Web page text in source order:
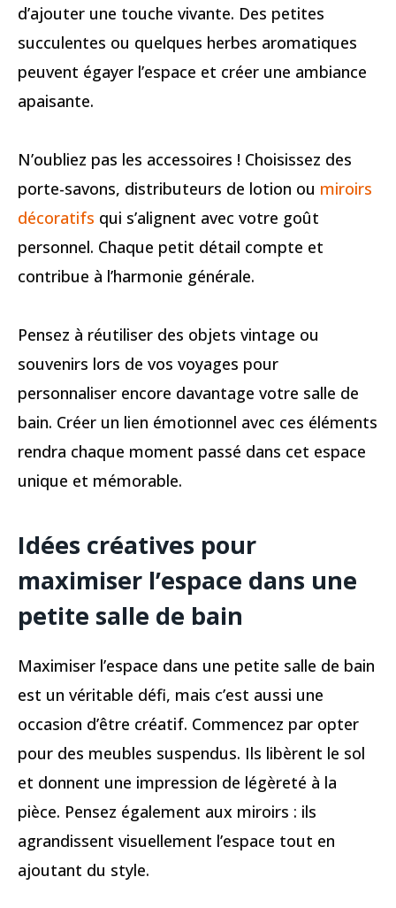
d’ajouter une touche vivante. Des petites
succulentes ou quelques herbes aromatiques
peuvent égayer l’espace et créer une ambiance
apaisante.
N’oubliez pas les accessoires ! Choisissez des
porte-savons, distributeurs de lotion ou miroirs
décoratifs qui s’alignent avec votre goût
personnel. Chaque petit détail compte et
contribue à l’harmonie générale.
Pensez à réutiliser des objets vintage ou
souvenirs lors de vos voyages pour
personnaliser encore davantage votre salle de
bain. Créer un lien émotionnel avec ces éléments
rendra chaque moment passé dans cet espace
unique et mémorable.
Idées créatives pour
maximiser l’espace dans une
petite salle de bain
Maximiser l’espace dans une petite salle de bain
est un véritable défi, mais c’est aussi une
occasion d’être créatif. Commencez par opter
pour des meubles suspendus. Ils libèrent le sol
et donnent une impression de légèreté à la
pièce. Pensez également aux miroirs : ils
agrandissent visuellement l’espace tout en
ajoutant du style.